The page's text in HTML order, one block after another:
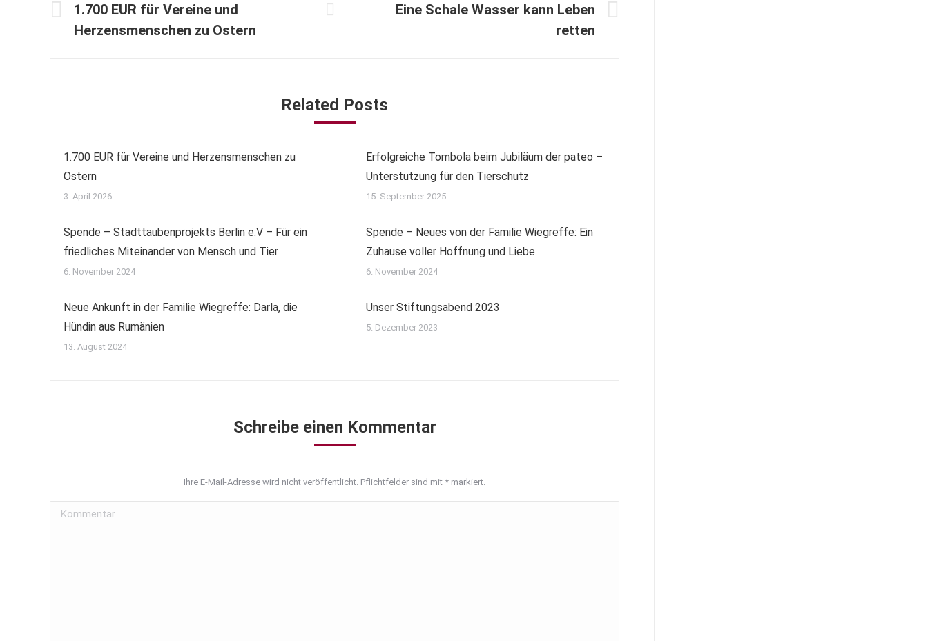
Vorheriger
Beitrag:
1.700 EUR für Vereine und
Herzensmenschen zu Ostern
Nächster
Eine Schale Wasser kann Leben
retten
Related Posts
1.700 EUR für Vereine und Herzensmenschen zu
Ostern
3. April 2026
Erfolgreiche Tombola beim Jubiläum der pateo –
Unterstützung für den Tierschutz
15. September 2025
Spende – Stadttaubenprojekts Berlin e.V – Für ein
friedliches Miteinander von Mensch und Tier
6. November 2024
Spende – Neues von der Familie Wiegreffe: Ein
Zuhause voller Hoffnung und Liebe
6. November 2024
Neue Ankunft in der Familie Wiegreffe: Darla, die
Hündin aus Rumänien
13. August 2024
Unser Stiftungsabend 2023
5. Dezember 2023
Schreibe einen Kommentar
Ihre E-Mail-Adresse wird nicht veröffentlicht. Pflichtfelder sind mit * markiert.
Kommentar